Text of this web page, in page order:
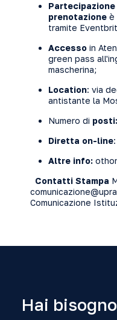
prenotazione è
tramite
Accesso in
green pass
mascherina;
Location: via
antistante la
Numero di posti:
Diretta on-line
Altre info:
Contatti Stampa
Comunicazione
Hai